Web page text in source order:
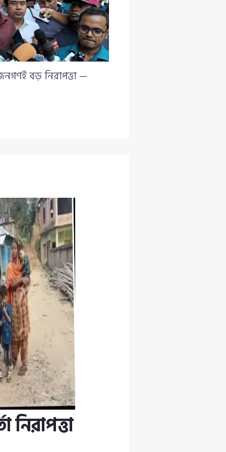
বড় নিরাপত্তা —